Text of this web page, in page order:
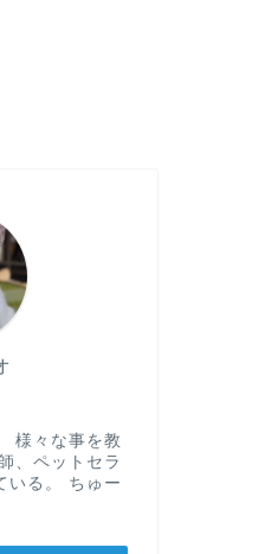
様々な事を教
、ペットセラ
いる。 ちゅー